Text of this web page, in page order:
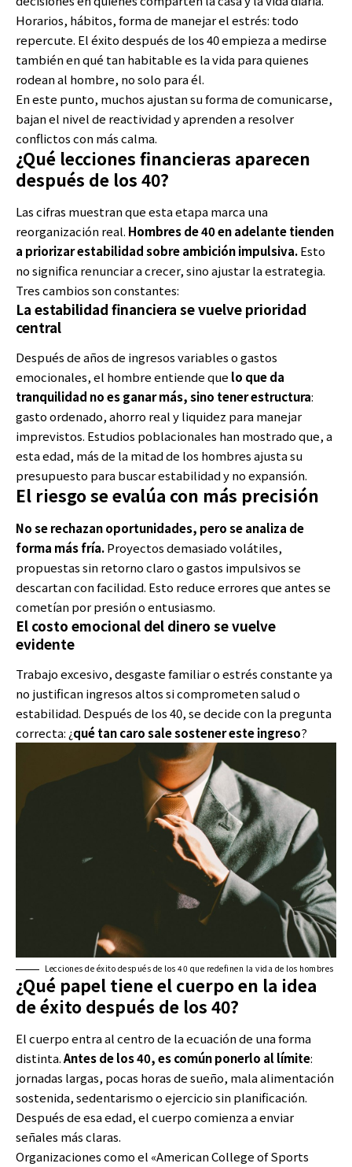
Horarios, hábitos, forma de manejar el estrés: todo
repercute. El éxito después de los 40 empieza a medirse
también en qué tan habitable es la vida para quienes
rodean al hombre, no solo para él.
En este punto, muchos ajustan su forma de comunicarse,
bajan el nivel de reactividad y aprenden a resolver
conflictos con más calma.
¿Qué lecciones financieras aparecen
después de los 40?
Las cifras muestran que esta etapa marca una
reorganización real. Hombres de 40 en adelante tienden
a priorizar estabilidad sobre ambición impulsiva.Esto
no significa renunciar a crecer, sino ajustar la estrategia.
Tres cambios son constantes:
La estabilidad financiera se vuelve prioridad
central
Después de años de ingresos variables o gastos
emocionales, el hombre entiende que lo que da
tranquilidad no es ganar más, sino tener estructura:
gasto ordenado, ahorro real y liquidez para manejar
imprevistos. Estudios poblacionales han mostrado que, a
esta edad, más de la mitad de los hombres ajusta su
presupuesto para buscar estabilidad y no expansión.
El riesgo se evalúa con más precisión
No se rechazan oportunidades, pero se analiza de
forma más fría.Proyectos demasiado volátiles,
propuestas sin retorno claro o gastos impulsivos se
descartan con facilidad. Esto reduce errores que antes se
cometían por presión o entusiasmo.
El costo emocional del dinero se vuelve
evidente
Trabajo excesivo, desgaste familiar o estrés constante ya
no justifican ingresos altos si comprometen salud o
estabilidad. Después de los 40, se decide con la pregunta
correcta: ¿qué tan caro sale sostener este ingreso?
Lecciones de éxito después de los 40 que redefinen la vida de los hombres
¿Qué papel tiene el cuerpo en la idea
de éxito después de los 40?
El cuerpo entra al centro de la ecuación de una forma
distinta.Antes de los 40, es común ponerlo al límite:
jornadas largas, pocas horas de sueño, mala alimentación
sostenida, sedentarismo o ejercicio sin planificación.
Después de esa edad, el cuerpo comienza a enviar
señales más claras.
Organizaciones como el «American College of Sports